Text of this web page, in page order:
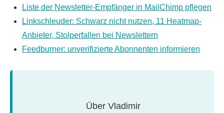
Liste der Newsletter-Empfänger in MailChimp pflegen
Linkschleuder: Schwarz nicht nutzen, 11 Heatmap-
Anbieter, Stolperfallen bei Newslettern
Feedburner: unverifizierte Abonnenten informieren
Über Vladimir